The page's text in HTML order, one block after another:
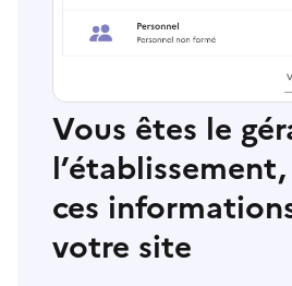
Vous êtes le
ces
votre site